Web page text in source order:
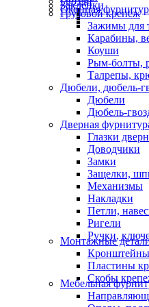
Заклепки
Оконная
Грузовой крепеж
Зажимы для
Карабины,
Коуши
Рым-болты,
Талрепы,
Дюбели, дюбель-
Дюбели
Дюбель-
Дверная
Глазки
Доводчики
Замки
Защелки,
Механизмы
Накладки
Петли,
Ригели
Ручки,
Монтажные
Кронштейны
Пластины
Скобы
Мебельная